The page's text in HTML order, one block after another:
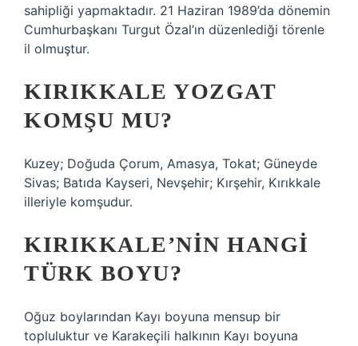
sahipliği yapmaktadır. 21 Haziran 1989’da dönemin
Cumhurbaşkanı Turgut Özal’ın düzenlediği törenle
il olmuştur.
KIRIKKALE YOZGAT
KOMŞU MU?
Kuzey; Doğuda Çorum, Amasya, Tokat; Güneyde
Sivas; Batıda Kayseri, Nevşehir; Kırşehir, Kırıkkale
illeriyle komşudur.
KIRIKKALE’NIN HANGI
TÜRK BOYU?
Oğuz boylarından Kayı boyuna mensup bir
topluluktur ve Karakeçili halkının Kayı boyuna